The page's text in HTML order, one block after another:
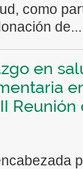
como
de...
en
Reunión